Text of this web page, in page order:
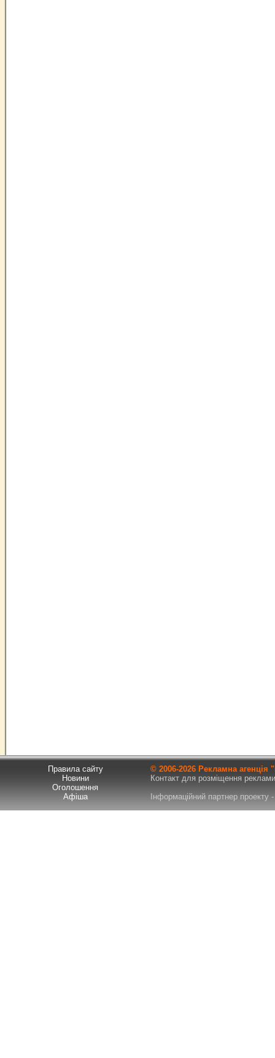
Правила сайту
Новини
Оголошення
Афіша
© 2006-2026 Рекламна
Контакт для розміщення
Інформаційний партнер проекту